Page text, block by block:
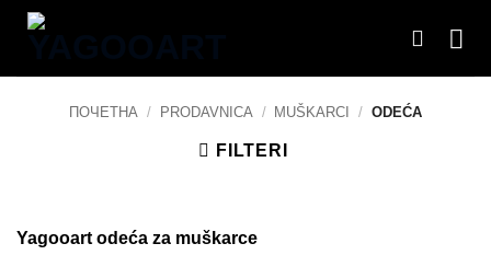
Preskoči
ПОЧЕТНА / PRODAVNICA / MUŠKARCI / ODEĆA
FILTERI
Yagooart odeća za muškarce